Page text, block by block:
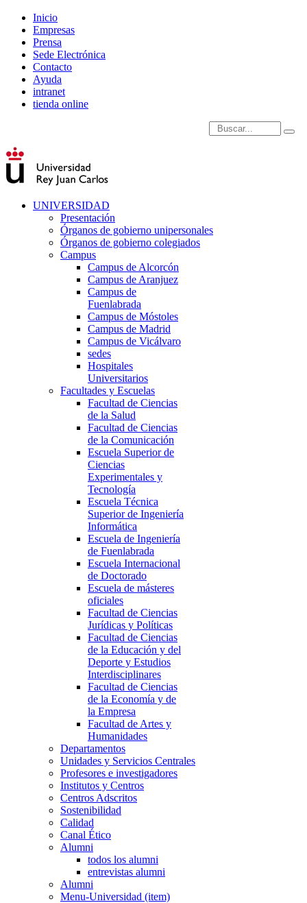
Inicio
Empresas
Prensa
Sede Electrónica
Contacto
Ayuda
intranet
tienda online
Introduce términos de
UNIVERSIDAD
Presentación
Órganos de gobierno unipersonales
Órganos de gobierno colegiados
Campus
Campus de Alcorcón
Campus de Aranjuez
Campus de
Fuenlabrada
Campus de Móstoles
Campus de Madrid
Campus de Vicálvaro
sedes
Hospitales
Universitarios
Facultades y Escuelas
Facultad de Ciencias
de la Salud
Facultad de Ciencias
de la Comunicación
Escuela Superior de
Ciencias
Experimentales y
Tecnología
Escuela Técnica
Superior de Ingeniería
Informática
Escuela de Ingeniería
de Fuenlabrada
Escuela Internacional
de Doctorado
Escuela de másteres
oficiales
Facultad de Ciencias
Jurídicas y Políticas
Facultad de Ciencias
de la Educación y del
Deporte y Estudios
Interdisciplinares
Facultad de Ciencias
de la Economía y de
la Empresa
Facultad de Artes y
Humanidades
Departamentos
Unidades y Servicios Centrales
Profesores e investigadores
Institutos y Centros
Centros Adscritos
Sostenibilidad
Calidad
Canal Ético
Alumni
todos los alumni
entrevistas alumni
Alumni
Menu-Universidad (item)